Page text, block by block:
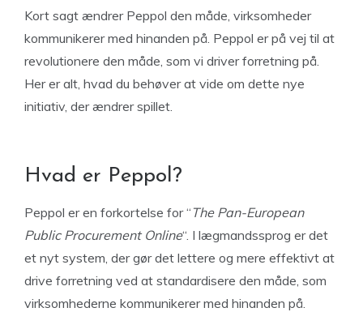
Kort sagt ændrer Peppol den måde, virksomheder
kommunikerer med hinanden på. Peppol er på vej til at
revolutionere den måde, som vi driver forretning på.
Her er alt, hvad du behøver at vide om dette nye
initiativ, der ændrer spillet.
Hvad er Peppol?
Peppol er en forkortelse for “ The Pan-European
Public Procurement Online“. I lægmandssprog er det
et nyt system, der gør det lettere og mere effektivt at
drive forretning ved at standardisere den måde, som
virksomhederne kommunikerer med hinanden på.